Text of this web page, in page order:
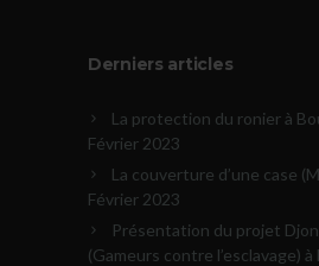
Derniers articles
La protection du ronier à
Février 2023
La couverture d’une case
Février 2023
Présentation du projet
(Gameurs contre l’esclavage)